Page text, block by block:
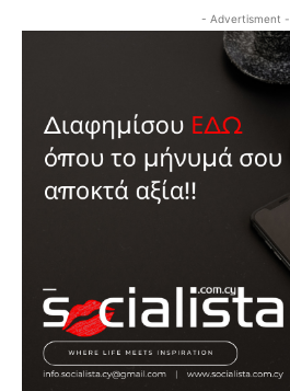
- Advertisment -